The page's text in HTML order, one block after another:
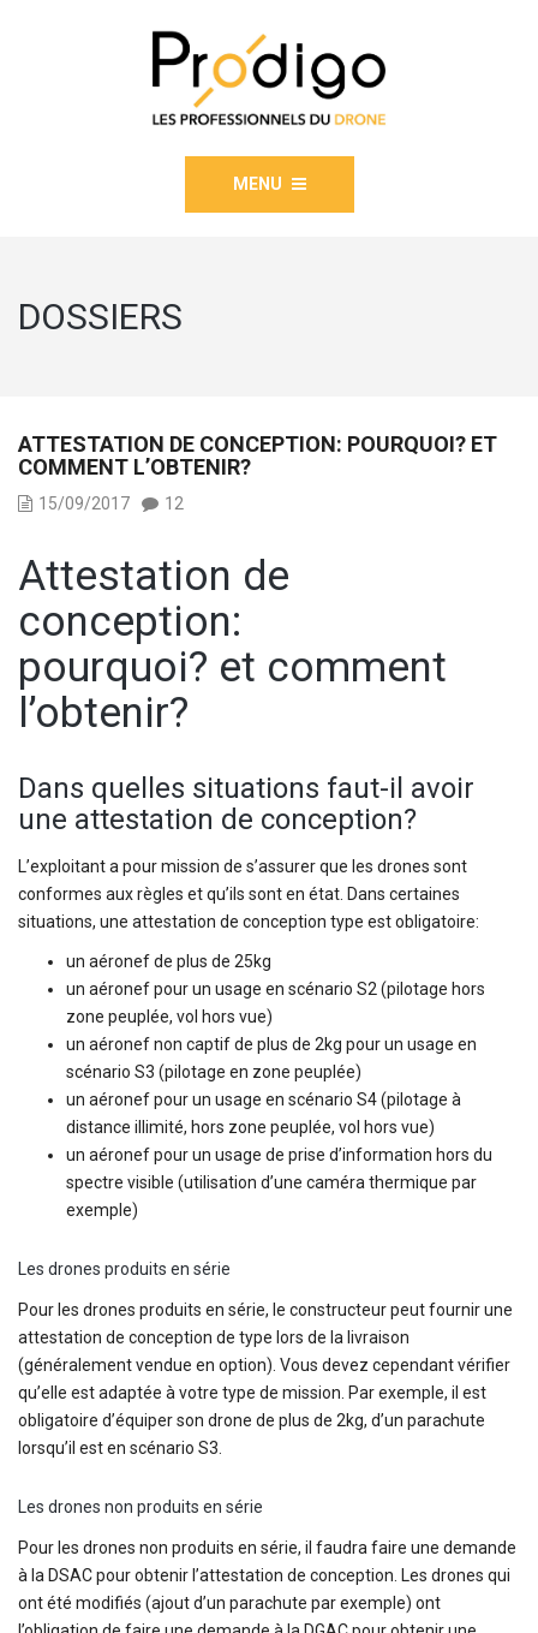
MENU
DOSSIERS
ATTESTATION DE CONCEPTION: POURQUOI? ET
COMMENT L’OBTENIR?
15/09/2017 12
Attestation de
conception:
pourquoi? et comment
l’obtenir?
Dans quelles situations faut-il avoir
une attestation de conception?
L’exploitant a pour mission de s’assurer que les drones sont
conformes aux règles et qu’ils sont en état. Dans certaines
situations, une attestation de conception type est obligatoire:
un aéronef de plus de 25kg
un aéronef pour un usage en scénario S2 (pilotage hors
zone peuplée, vol hors vue)
un aéronef non captif de plus de 2kg pour un usage en
scénario S3 (pilotage en zone peuplée)
un aéronef pour un usage en scénario S4 (pilotage à
distance illimité, hors zone peuplée, vol hors vue)
un aéronef pour un usage de prise d’information hors du
spectre visible (utilisation d’une caméra thermique par
exemple)
Les drones produits en série
Pour les drones produits en série, le constructeur peut fournir une
attestation de conception de type lors de la livraison
(généralement vendue en option). Vous devez cependant vérifier
qu’elle est adaptée à votre type de mission. Par exemple, il est
obligatoire d’équiper son drone de plus de 2kg, d’un parachute
lorsqu’il est en scénario S3.
Les drones non produits en série
Pour les drones non produits en série, il faudra faire une demande
à la DSAC pour obtenir l’attestation de conception. Les drones qui
ont été modifiés (ajout d’un parachute par exemple) ont